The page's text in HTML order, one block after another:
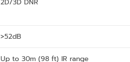
2D/3D DNR
>52dB
Up to 30m (98 ft) IR range